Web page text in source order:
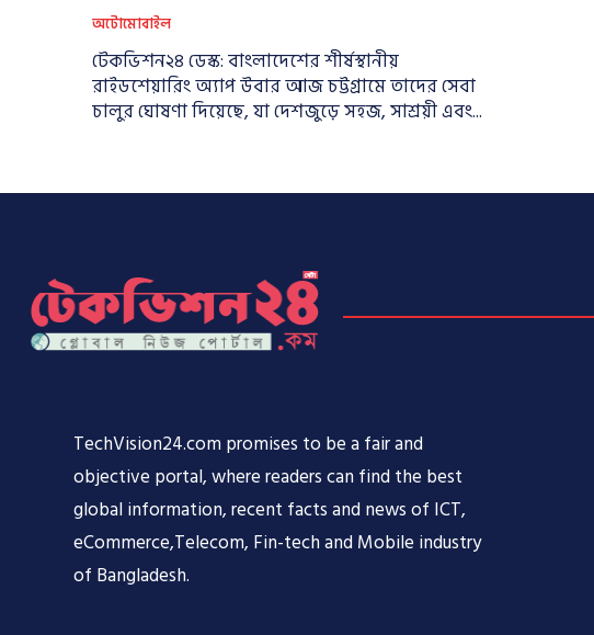
অটোমোবাইল
টেকভিশন২৪ ডেস্ক: বাংলাদেশের শীর্ষস্থানীয়
রাইডশেয়ারিং অ্যাপ উবার আজ চট্টগ্রামে তাদের সেবা
চালুর ঘোষণা দিয়েছে, যা দেশজুড়ে সহজ, সাশ্রয়ী এবং...
TechVision24.com promises to be a fair and
objective portal, where readers can find the best
global information, recent facts and news of ICT,
eCommerce,Telecom, Fin-tech and Mobile industry
of Bangladesh.